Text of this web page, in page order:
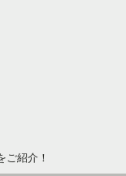
紹介！